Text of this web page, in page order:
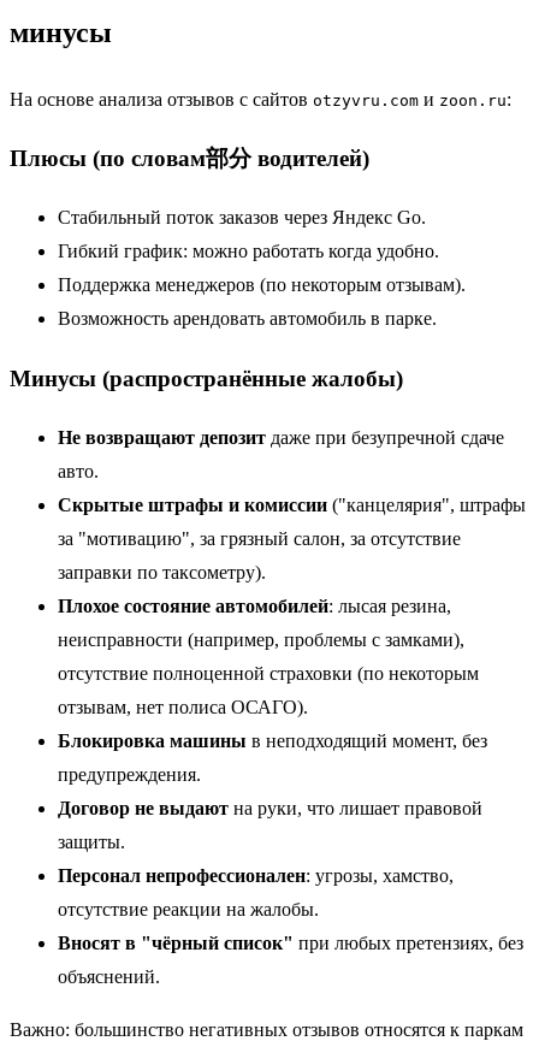
минусы
На основе анализа отзывов с сайтов otzyvru.com и zoon.ru:
Плюсы (по словам部分 водителей)
Стабильный поток заказов через Яндекс Go.
Гибкий график: можно работать когда удобно.
Поддержка менеджеров (по некоторым отзывам).
Возможность арендовать автомобиль в парке.
Минусы (распространённые жалобы)
Не возвращают депозит даже при безупречной сдаче
авто.
Скрытые штрафы и комиссии ("канцелярия", штрафы
за "мотивацию", за грязный салон, за отсутствие
заправки по таксометру).
Плохое состояние автомобилей: лысая резина,
неисправности (например, проблемы с замками),
отсутствие полноценной страховки (по некоторым
отзывам, нет полиса ОСАГО).
Блокировка машины в неподходящий момент, без
предупреждения.
Договор не выдают на руки, что лишает правовой
защиты.
Персонал непрофессионален: угрозы, хамство,
отсутствие реакции на жалобы.
Вносят в "чёрный список" при любых претензиях, без
объяснений.
Важно: большинство негативных отзывов относятся к паркам